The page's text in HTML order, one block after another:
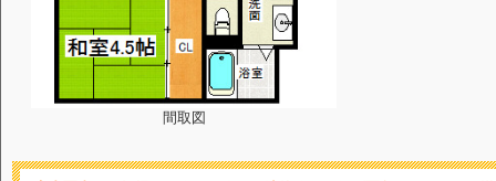
間取図